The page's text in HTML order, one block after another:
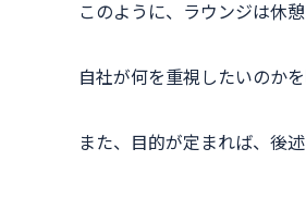
このように、ラウンジは休
自社が何を重視したいのか
また、目的が定まれば、後